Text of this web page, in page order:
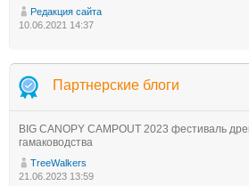
Редакция сайта
10.06.2021 14:37
Партнерские блоги
BIG CANOPY CAMPOUT 2023 фестиваль
гамаководства
TreeWalkers
21.06.2023 13:59